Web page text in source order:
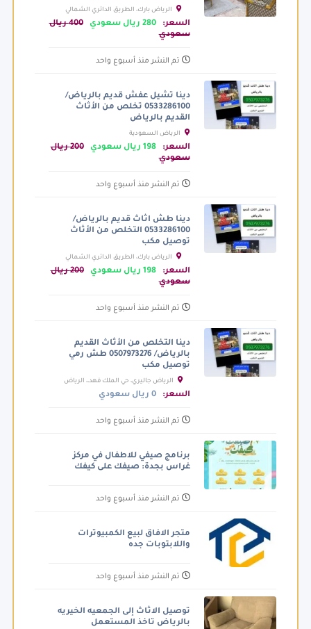
الرياض بارك، الطريق الدائري الشمالي
الفرعي، الرياض السعودية
السعر: 280 ريال سعودي
400 ريال
سعودي
تم النشر منذ أسبوع واحد
دينا تشيل عفش قديم بالرياض/
0533286100 تخلص من الأثاث
القديم بالرياض
السعر: 198 ريال سعودي
200 ريال
سعودي
تم النشر منذ أسبوع واحد
دينا طش اثاث قديم بالرياض/
0533286100 التخلص من الأثاث
توصيل مكب
الرياض بارك، الطريق الدائري الشمالي
الفرعي، الرياض السعودية
السعر: 198 ريال سعودي
200 ريال
سعودي
تم النشر منذ أسبوع واحد
دينا التخلص من الأثاث القديم
بالرياض/ 0507973276 طش رمي
توصيل مكب
الرياض جاليري، حي الملك فهد،، الرياض
السعودية
السعر: 0 ريال سعودي
تم النشر منذ أسبوع واحد
برنامج صيفي للاطفال في مركز
غراس بجدة: صيفك على كيفك
تم النشر منذ أسبوع واحد
متجر الافاق لبيع الكمبيوترات
واللابتوبات جده
تم النشر منذ أسبوع واحد
توصيل الاثاث إلى الجمعيه الخيريه
بالرياض تاخذ المستعمل